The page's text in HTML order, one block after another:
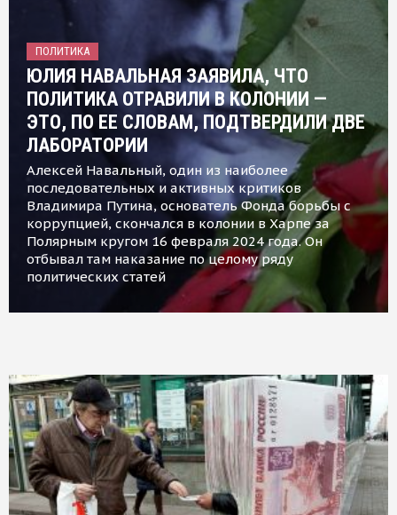
ПОЛИТИКА
ЮЛИЯ НАВАЛЬНАЯ ЗАЯВИЛА, ЧТО
ПОЛИТИКА ОТРАВИЛИ В КОЛОНИИ —
ЭТО, ПО ЕЕ СЛОВАМ, ПОДТВЕРДИЛИ ДВЕ
ЛАБОРАТОРИИ
Алексей Навальный, один из наиболее
последовательных и активных критиков
Владимира Путина, основатель Фонда борьбы с
коррупцией, скончался в колонии в Харпе за
Полярным кругом 16 февраля 2024 года. Он
отбывал там наказание по целому ряду
политических статей